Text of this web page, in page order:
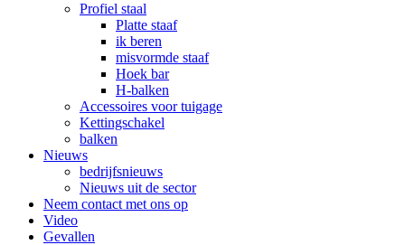
Profiel staal
Platte staaf
ik beren
misvormde staaf
Hoek bar
H-balken
Accessoires voor tuigage
Kettingschakel
balken
Nieuws
bedrijfsnieuws
Nieuws uit de sector
Neem contact met ons op
Video
Gevallen